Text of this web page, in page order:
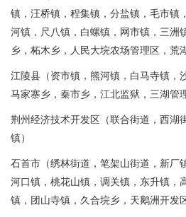
镇，汪桥镇，程集镇，分盐镇，毛市镇
河镇，尺八镇，白螺镇，网市镇，三洲
乡，柘木乡，人民大垸农场管理区，荒
江陵县（资市镇，熊河镇，白马寺镇，
马家寨乡，秦市乡，江北监狱，三湖管
荆州经济技术开发区（联合街道，西湖
镇）
石首市（绣林街道，笔架山街道，新厂
河口镇，桃花山镇，调关镇，东升镇，
镇，团山寺镇，久合垸乡，天鹅洲开发